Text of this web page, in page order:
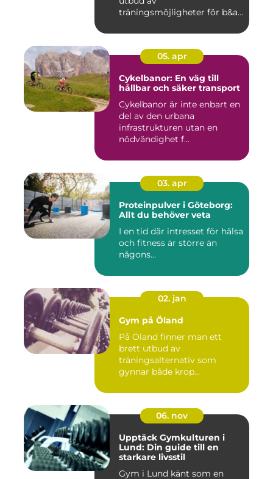
träningsmöjligheter för b&a...
05. apr
Cykelbanor: En väg till
hållbar och säker transport
Cykelbanor är inte enbart en
del av den urbana
infrastrukturen utan en
nödvändighet f...
03. apr
Proteinpulver i Göteborg:
Allt du behöver veta
I en tid där intresset för hälsa
och fitness är större än
någons...
02. jan
Gym på Öland
På Öland finner man ett
brett utbud av
träningsalternativ som
gynnar både krop...
06. nov
Upptäck Gymkulturen i
Lund: Din guide till en
starkare livsstil
Gym i Lund känt som en